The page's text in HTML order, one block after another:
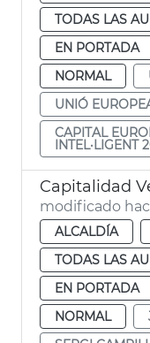
TODAS LAS
EN PORTADA
NORMAL
UNIÓ
CAPITAL
INTEL·LIGENT
Capitalidad
modificado
ALCALDÍA
TODAS LAS
EN PORTADA
NORMAL